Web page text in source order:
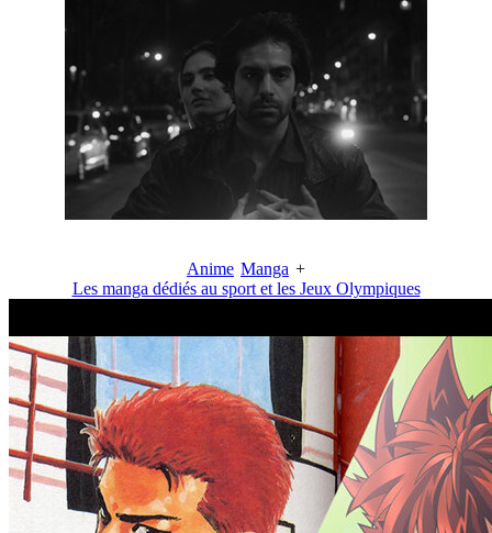
Anime Manga +
Les manga dédiés au sport et les Jeux Olympiques